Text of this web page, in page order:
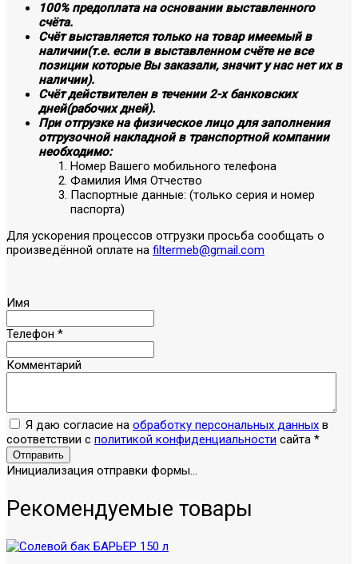
100% предоплата на основании выставленного
счёта.
Счёт выставляется только на товар имеемый в
наличии(т.е. если в выставленном счёте не все
позиции которые Вы заказали, значит у нас нет их в
наличии).
Счёт действителен в течении 2-х банковских
дней(рабочих дней).
При отгрузке на физическое лицо для заполнения
отгрузочной накладной в транспортной компании
необходимо:
Номер Вашего мобильного телефона
Фамилия Имя Отчество
Паспортные данные: (только серия и номер
паспорта)
Для ускорения процессов отгрузки просьба сообщать о
произведённой оплате на filtermeb@gmail.com
Имя
Телефон *
Комментарий
Я даю согласие на обработку персональных данных в
соответствии с политикой конфиденциальности сайта *
Отправить
Инициализация отправки формы...
Рекомендуемые товары